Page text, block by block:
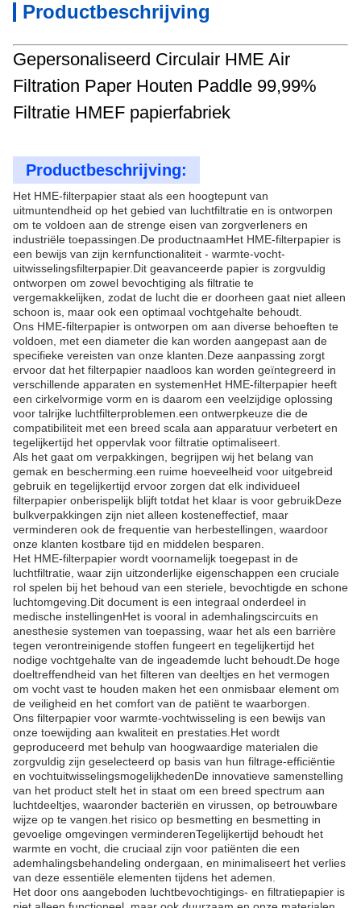
Productbeschrijving
Gepersonaliseerd Circulair HME Air
Filtration Paper Houten Paddle 99,99%
Filtratie HMEF papierfabriek
Productbeschrijving:
Het HME-filterpapier staat als een hoogtepunt van
uitmuntendheid op het gebied van luchtfiltratie en is ontworpen
om te voldoen aan de strenge eisen van zorgverleners en
industriële toepassingen.De productnaamHet HME-filterpapier is
een bewijs van zijn kernfunctionaliteit - warmte-vocht-
uitwisselingsfilterpapier.Dit geavanceerde papier is zorgvuldig
ontworpen om zowel bevochtiging als filtratie te
vergemakkelijken, zodat de lucht die er doorheen gaat niet alleen
schoon is, maar ook een optimaal vochtgehalte behoudt.
Ons HME-filterpapier is ontworpen om aan diverse behoeften te
voldoen, met een diameter die kan worden aangepast aan de
specifieke vereisten van onze klanten.Deze aanpassing zorgt
ervoor dat het filterpapier naadloos kan worden geïntegreerd in
verschillende apparaten en systemenHet HME-filterpapier heeft
een cirkelvormige vorm en is daarom een veelzijdige oplossing
voor talrijke luchtfilterproblemen.een ontwerpkeuze die de
compatibiliteit met een breed scala aan apparatuur verbetert en
tegelijkertijd het oppervlak voor filtratie optimaliseert.
Als het gaat om verpakkingen, begrijpen wij het belang van
gemak en bescherming.een ruime hoeveelheid voor uitgebreid
gebruik en tegelijkertijd ervoor zorgen dat elk individueel
filterpapier onberispelijk blijft totdat het klaar is voor gebruikDeze
bulkverpakkingen zijn niet alleen kosteneffectief, maar
verminderen ook de frequentie van herbestellingen, waardoor
onze klanten kostbare tijd en middelen besparen.
Het HME-filterpapier wordt voornamelijk toegepast in de
luchtfiltratie, waar zijn uitzonderlijke eigenschappen een cruciale
rol spelen bij het behoud van een steriele, bevochtigde en schone
luchtomgeving.Dit document is een integraal onderdeel in
medische instellingenHet is vooral in ademhalingscircuits en
anesthesie systemen van toepassing, waar het als een barrière
tegen verontreinigende stoffen fungeert en tegelijkertijd het
nodige vochtgehalte van de ingeademde lucht behoudt.De hoge
doeltreffendheid van het filteren van deeltjes en het vermogen
om vocht vast te houden maken het een onmisbaar element om
de veiligheid en het comfort van de patiënt te waarborgen.
Ons filterpapier voor warmte-vochtwisseling is een bewijs van
onze toewijding aan kwaliteit en prestaties.Het wordt
geproduceerd met behulp van hoogwaardige materialen die
zorgvuldig zijn geselecteerd op basis van hun filtrage-efficiëntie
en vochtuitwisselingsmogelijkhedenDe innovatieve samenstelling
van het product stelt het in staat om een breed spectrum aan
luchtdeeltjes, waaronder bacteriën en virussen, op betrouwbare
wijze op te vangen.het risico op besmetting en besmetting in
gevoelige omgevingen verminderenTegelijkertijd behoudt het
warmte en vocht, die cruciaal zijn voor patiënten die een
ademhalingsbehandeling ondergaan, en minimaliseert het verlies
van deze essentiële elementen tijdens het ademen.
Het door ons aangeboden luchtbevochtigings- en filtratiepapier is